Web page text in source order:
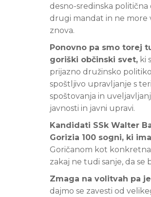
desno-sredinska
drugi mandat in ne more
znova.
Ponovno pa smo torej
goriški občinski svet, ki
prijazno družinsko
spoštljivo upravljanje s
spoštovanja in
javnosti in javni upravi.
Kandidati SSk Walter
Gorizia 100 sogni, ki
Goričanom kot
zakaj ne tudi sanje, da se
Zmaga na volitvah pa
dajmo se zavesti od